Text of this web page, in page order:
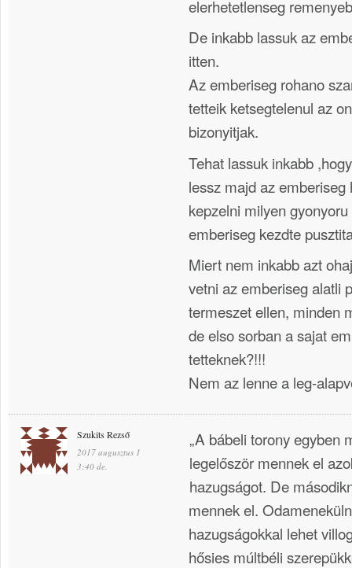
elerhetetlenseg
De inkabb lassuk az
itten.
Az emberiseg rohano
tetteik ketsegtelenul az
bizonyitjak.
Tehat lassuk inkabb
lessz majd az
kepzelni milyen
emberiseg kezdte
Miert nem inkabb azt
vetni az emberiseg alatli
termeszet ellen, minden
de elso sorban a sajat
tetteknek?!!!
Nem az lenne a leg-
Szukits Rezső
2017 augusztus 1
3:40 de.
„A bábeli torony egyben
legelőször mennek el
hazugságot. De
mennek el.
hazugságokkal lehet
hősies múltbéli